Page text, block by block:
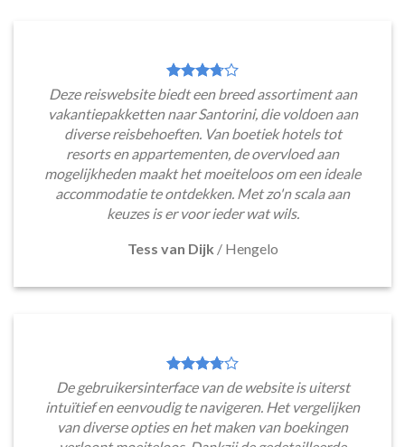
Deze reiswebsite biedt een breed assortiment aan
vakantiepakketten naar Santorini, die voldoen aan
diverse reisbehoeften. Van boetiek hotels tot
resorts en appartementen, de overvloed aan
mogelijkheden maakt het moeiteloos om een ideale
accommodatie te ontdekken. Met zo'n scala aan
keuzes is er voor ieder wat wils.
Tess van Dijk / Hengelo
De gebruikersinterface van de website is uiterst
intuïtief en eenvoudig te navigeren. Het vergelijken
van diverse opties en het maken van boekingen